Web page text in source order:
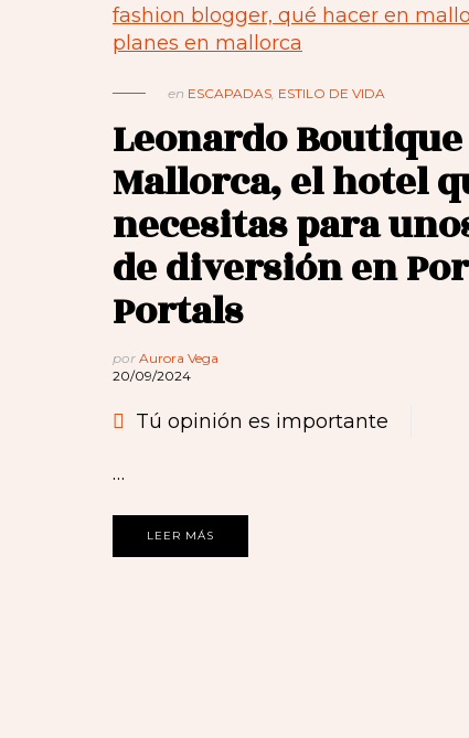
en ESCAPADAS, ESTILO DE VIDA
Leonardo Boutique
Mallorca, el hotel
necesitas para
de diversión en
Portals
por Aurora Vega
20/09/2024
Tú opinión es importante
…
LEER MÁS